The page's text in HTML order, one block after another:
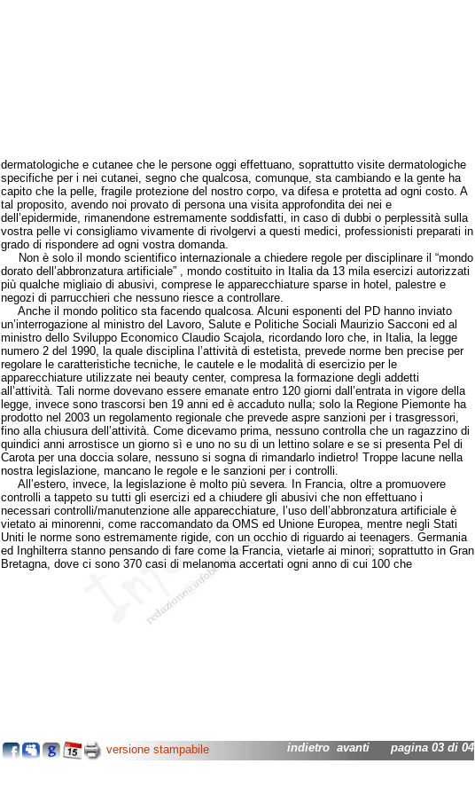
dermatologiche e cutanee che le persone oggi effettuano, soprattutto visite dermatologiche
specifiche per i nei cutanei, segno che qualcosa, comunque, sta cambiando e la gente ha
capito che la pelle, fragile protezione del nostro corpo, va difesa e protetta ad ogni costo. A
tal proposito, avendo noi provato di persona una visita approfondita dei nei e
dell’epidermide, rimanendone estremamente soddisfatti, in caso di dubbi o perplessità sulla
vostra pelle vi consigliamo vivamente di rivolgervi a questi medici, professionisti preparati in
grado di rispondere ad ogni vostra domanda.
Non è solo il mondo scientifico internazionale a chiedere regole per disciplinare il “mondo
dorato dell’abbronzatura artificiale” , mondo costituito in Italia da 13 mila esercizi autorizzati
più qualche migliaio di abusivi, comprese le apparecchiature sparse in hotel, palestre e
negozi di parrucchieri che nessuno riesce a controllare.
Anche il mondo politico sta facendo qualcosa. Alcuni esponenti del PD hanno inviato
un’interrogazione al ministro del Lavoro, Salute e Politiche Sociali Maurizio Sacconi ed al
ministro dello Sviluppo Economico Claudio Scajola, ricordando loro che, in Italia, la legge
numero 2 del 1990, la quale disciplina l’attività di estetista, prevede norme ben precise per
regolare le caratteristiche tecniche, le cautele e le modalità di esercizio per le
apparecchiature utilizzate nei beauty center, compresa la formazione degli addetti
all’attività. Tali norme dovevano essere emanate entro 120 giorni dall’entrata in vigore della
legge, invece sono trascorsi ben 19 anni ed è accaduto nulla; solo la Regione Piemonte ha
prodotto nel 2003 un regolamento regionale che prevede aspre sanzioni per i trasgressori,
fino alla chiusura dell’attività. Come dicevamo prima, nessuno controlla che un ragazzino di
quindici anni arrostisce un giorno sì e uno no su di un lettino solare e se si presenta Pel di
Carota per una doccia solare, nessuno si sogna di rimandarlo indietro! Troppe lacune nella
nostra legislazione, mancano le regole e le sanzioni per i controlli.
All’estero, invece, la legislazione è molto più severa. In Francia, oltre a promuovere
controlli a tappeto su tutti gli esercizi ed a chiudere gli abusivi che non effettuano i
necessari controlli/manutenzione alle apparecchiature, l’uso dell’abbronzatura artificiale è
vietato ai minorenni, come raccomandato da OMS ed Unione Europea, mentre negli Stati
Uniti le norme sono estremamente rigide, con un occhio di riguardo ai teenagers. Germania
ed Inghilterra stanno pensando di fare come la Francia, vietarle ai minori; soprattutto in Gran
Bretagna, dove ci sono 370 casi di melanoma accertati ogni anno di cui 100 che
versione stampabile indietro avantipagina 03 di 04